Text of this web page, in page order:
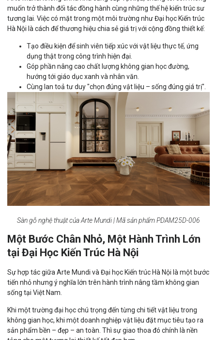
muốn trở thành đối tác đồng hành cùng những thế hệ kiến trúc sư
tương lai. Việc có mặt trong một môi trường như Đại học Kiến trúc
Hà Nội là cách để thương hiệu chia sẻ giá trị với cộng đồng thiết kế:
Tạo điều kiện để sinh viên tiếp xúc với vật liệu thực tế, ứng
dụng thật trong công trình hiện đại.
Góp phần nâng cao chất lượng không gian học đường,
hướng tới giáo dục xanh và nhân văn.
Cùng lan toả tư duy "chọn đúng vật liệu – sống đúng giá trị".
Sàn gỗ nghệ thuật của Arte Mundi | Mã sản phẩm PDAM25D-006
Một Bước Chân Nhỏ, Một Hành Trình Lớn
tại Đại Học Kiến Trúc Hà Nội
Sự hợp tác giữa Arte Mundi và Đại học Kiến trúc Hà Nội là một bước
tiến nhỏ nhưng ý nghĩa lớn trên hành trình nâng tầm không gian
sống tại Việt Nam.
Khi một trường đại học chú trọng đến từng chi tiết vật liệu trong
không gian học, khi một doanh nghiệp vật liệu đặt mục tiêu tạo ra
sản phẩm bền – đẹp – an toàn. Thì sự giao thoa đó chính là nền